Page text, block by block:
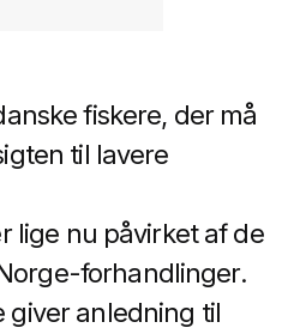
fiskere, der må
til lavere
lige nu påvirket af de
forhandlinger.
giver anledning til